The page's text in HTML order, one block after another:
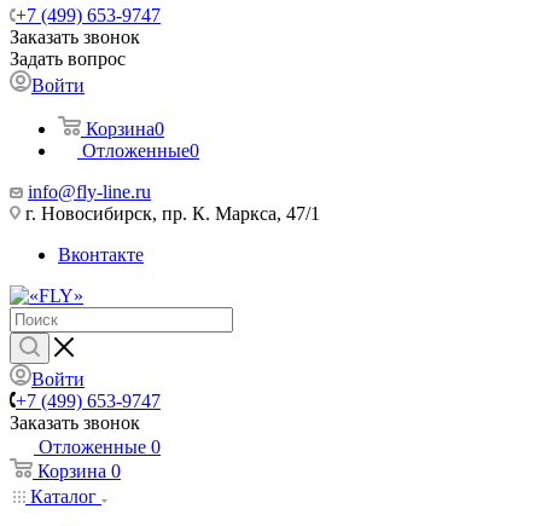
+7 (499) 653-9747
Заказать звонок
Задать вопрос
Войти
Корзина0
Отложенные0
info@fly-line.ru
г. Новосибирск, пр. К. Маркса, 47/1
Вконтакте
Войти
+7 (499) 653-9747
Заказать звонок
Отложенные 0
Корзина 0
Каталог